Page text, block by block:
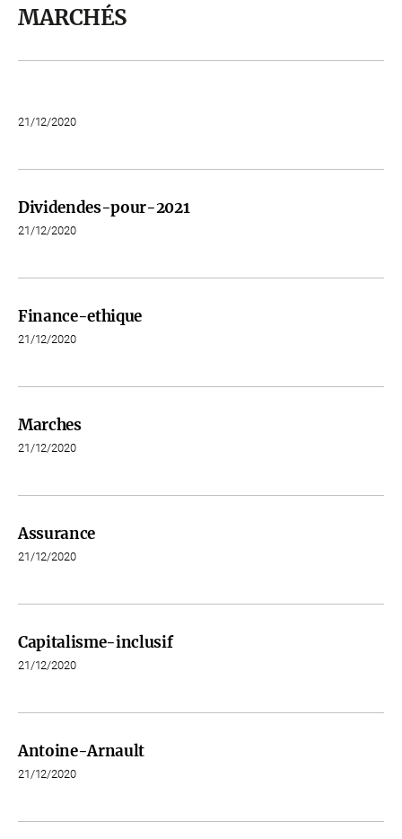
MARCHÉS
21/12/2020
Dividendes-pour-2021
21/12/2020
Finance-ethique
21/12/2020
Marches
21/12/2020
Assurance
21/12/2020
Capitalisme-inclusif
21/12/2020
Antoine-Arnault
21/12/2020